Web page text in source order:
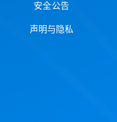
安全公告
声明与隐私